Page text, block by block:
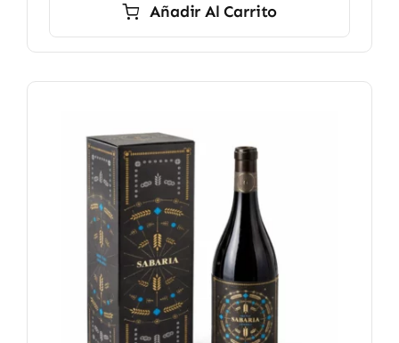
Añadir Al Carrito